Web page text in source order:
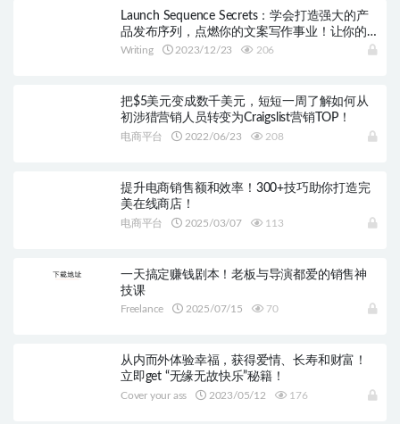
Launch Sequence Secrets：学会打造强大的产
品发布序列，点燃你的文案写作事业！让你的
收入翻番增长
Writing 2023/12/23 206
把$5美元变成数千美元，短短一周了解如何从
初涉猎营销人员转变为Craigslist营销TOP！
电商平台 2022/06/23 208
提升电商销售额和效率！300+技巧助你打造完
美在线商店！
电商平台 2025/03/07 113
一天搞定赚钱剧本！老板与导演都爱的销售神
技课
Freelance 2025/07/15 70
从内而外体验幸福，获得爱情、长寿和财富！
立即get “无缘无故快乐”秘籍！
Cover your ass 2023/05/12 176